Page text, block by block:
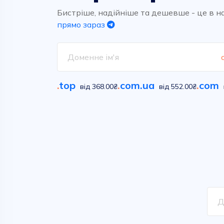
Бистріше, надійніше та дешевше - це в
прямо зараз
.top від 368.00₴.com.ua від 552.00₴.com
Обирайте вільні імена у
сотнях класичних та новітніх
домених зон